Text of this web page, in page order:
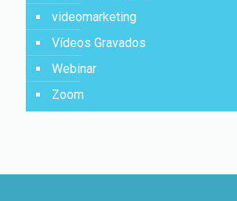
videomarketing
Vídeos Gravados
Webinar
Zoom